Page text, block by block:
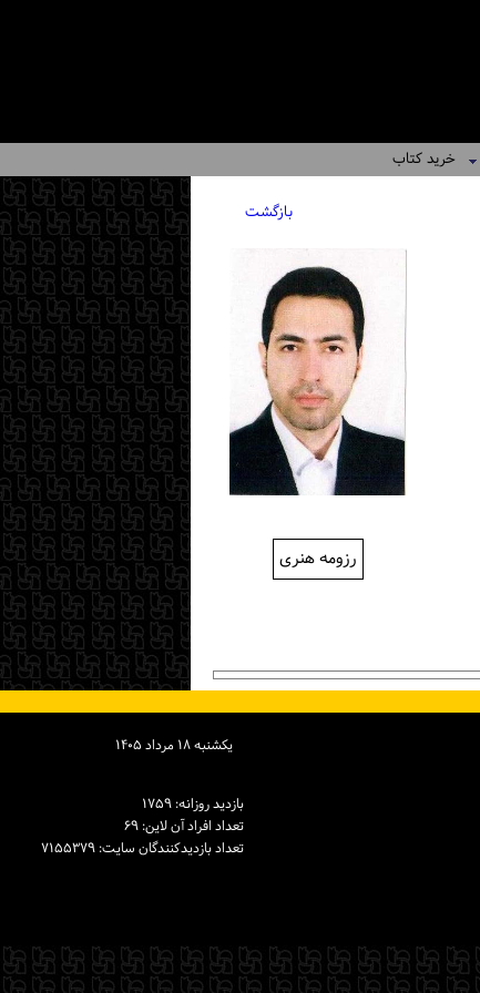
خرید کتاب
بازگشت
رزومه هنری
یكشنبه ۱۸ مرداد ۱۴۰۵
بازدید روزانه: ۱۷۵۹
تعداد افراد آن لاین: ۶۹
تعداد بازدیدكنندگان سایت: ۷۱۵۵۳۷۹